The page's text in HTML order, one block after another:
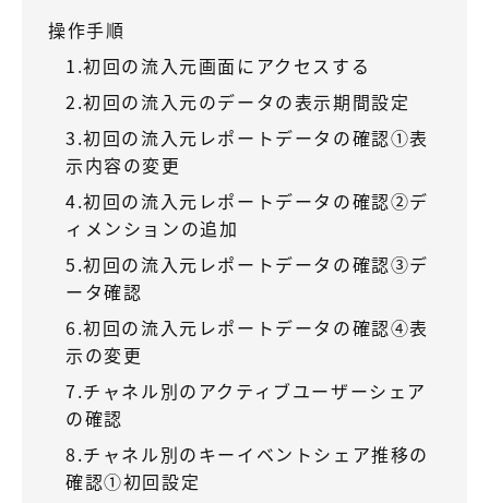
商圏ねらいうちパッケージ
WEBプラス
操作手順
1.初回の流入元画面にアクセスする
2.初回の流入元のデータの表示期間設定
3.初回の流入元レポートデータの確認①表
示内容の変更
4.初回の流入元レポートデータの確認②デ
ィメンションの追加
5.初回の流入元レポートデータの確認③デ
ータ確認
6.初回の流入元レポートデータの確認④表
示の変更
7.チャネル別のアクティブユーザーシェア
の確認
8.チャネル別のキーイベントシェア推移の
確認①初回設定